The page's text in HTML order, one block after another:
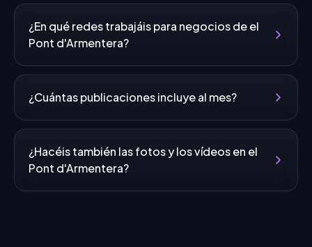
¿En qué redes trabajáis para negocios de el
Pont d'Armentera?
¿Cuántas publicaciones incluye al mes?
¿Hacéis también las fotos y los vídeos en el
Pont d'Armentera?